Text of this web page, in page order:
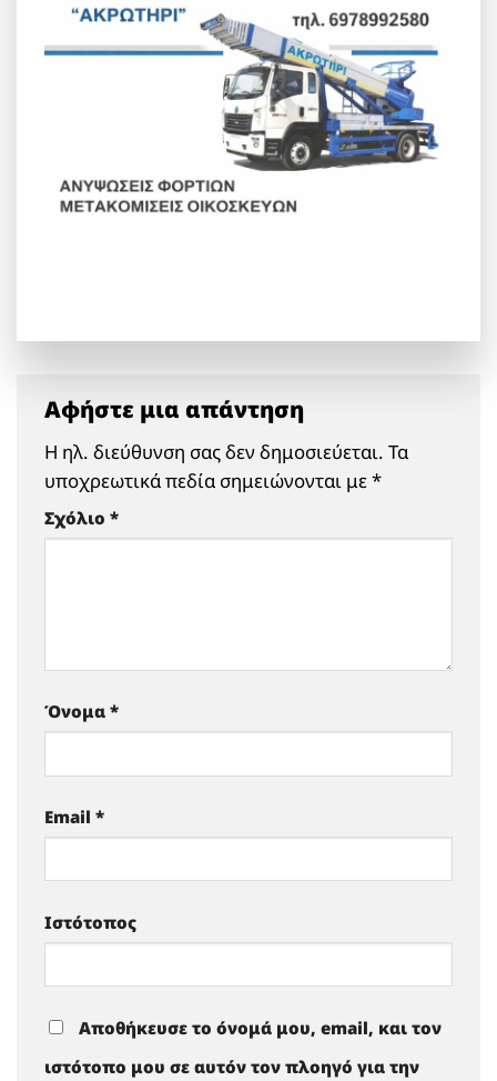
Αφήστε μια απάντηση
Η ηλ. διεύθυνση σας δεν δημοσιεύεται. Τα
υποχρεωτικά πεδία σημειώνονται με*
Σχόλιο *
Όνομα *
Email *
Ιστότοπος
Αποθήκευσε το όνομά μου, email, και τον
ιστότοπο μου σε αυτόν τον πλοηγό για την